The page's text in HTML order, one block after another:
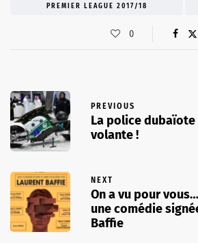
PREMIER LEAGUE 2017/18
0
PREVIOUS
La police dubaïote
volante !
NEXT
On a vu pour
une comédie
Baffie